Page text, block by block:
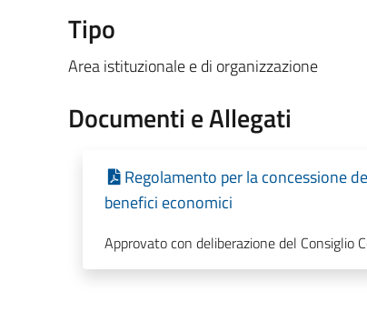
Tipo
Area istituzionale e di organizzazione
Documenti e Allegati
Regolamento per la concessione
benefici economici
Approvato con deliberazione del